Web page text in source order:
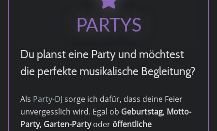
PARTYS
Du planst eine Party und möchtest
die perfekte musikalische Begleitung?
Als Party-DJ sorge ich dafür, dass deine Feier
unvergesslich wird. Egal ob Geburtstag, Motto-
Party, Garten-Partyoder öffentliche